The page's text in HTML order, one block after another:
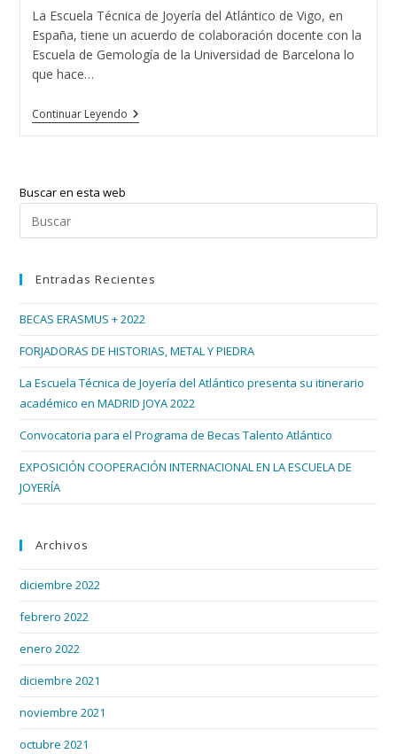
entrada:
La Escuela Técnica de Joyería del Atlántico de Vigo, en
España, tiene un acuerdo de colaboración docente con la
Escuela de Gemología de la Universidad de Barcelona lo
que hace…
Continuar Leyendo15
Promociones
Vigo
Buscar en esta web
Entradas Recientes
BECAS ERASMUS + 2022
FORJADORAS DE HISTORIAS, METAL Y PIEDRA
La Escuela Técnica de Joyería del Atlántico presenta su itinerario
académico en MADRID JOYA 2022
Convocatoria para el Programa de Becas Talento Atlántico
EXPOSICIÓN COOPERACIÓN INTERNACIONAL EN LA ESCUELA DE
JOYERÍA
Archivos
diciembre 2022
febrero 2022
enero 2022
diciembre 2021
noviembre 2021
octubre 2021